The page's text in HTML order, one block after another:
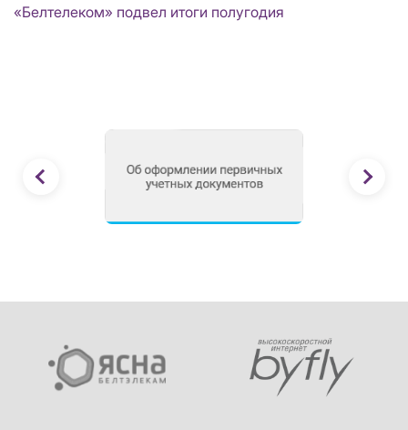
«Белтелеком» подвел итоги полугодия